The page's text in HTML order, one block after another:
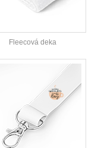
Fleecová deka